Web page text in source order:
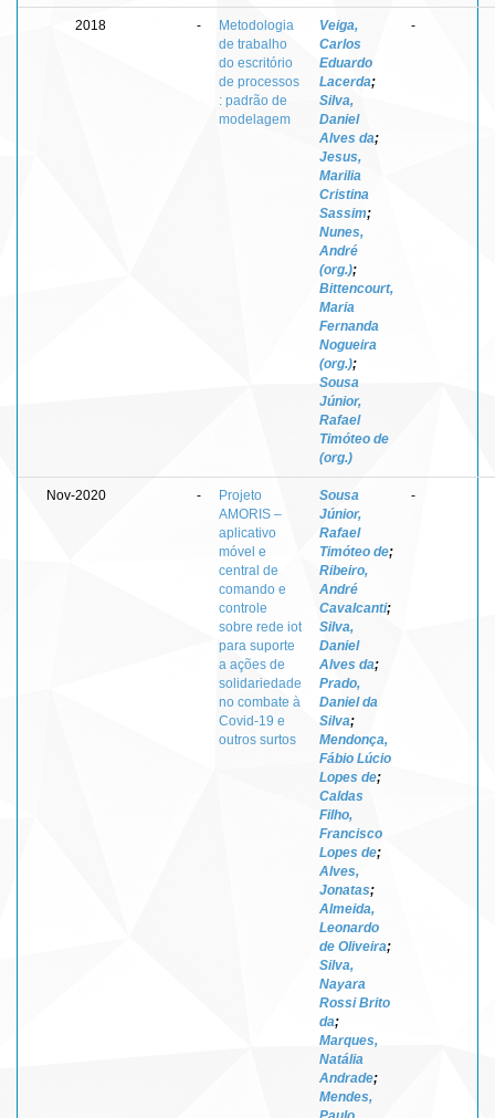
2018 -
Metodologia
de trabalho
do escritório
de processos
: padrão de
modelagem
Veiga,
Carlos
Eduardo
Lacerda;
Silva,
Daniel
Alves da;
Jesus,
Marilia
Cristina
Sassim;
Nunes,
André
(org.);
Bittencourt,
Maria
Fernanda
Nogueira
(org.);
Sousa
Júnior,
Rafael
Timóteo de
(org.)
-
Nov-2020 -
Projeto
AMORIS –
aplicativo
móvel e
central de
comando e
controle
sobre rede iot
para suporte
a ações de
solidariedade
no combate à
Covid-19 e
outros surtos
Sousa
Júnior,
Rafael
Timóteo de;
Ribeiro,
André
Cavalcanti;
Silva,
Daniel
Alves da;
Prado,
Daniel da
Silva;
Mendonça,
Fábio Lúcio
Lopes de;
Caldas
Filho,
Francisco
Lopes de;
Alves,
Jonatas;
Almeida,
Leonardo
de Oliveira;
Silva,
Nayara
Rossi Brito
da;
Marques,
Natália
Andrade;
Mendes,
-